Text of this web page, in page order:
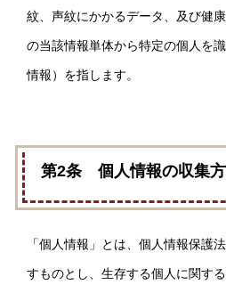
紋、声紋にかかるデータ、及び健
の当該情報単体から特定の個人を
情報）を指します。
第2条 個人情報の収集
「個人情報」とは、個人情報保護
すものとし、生存する個人に関す